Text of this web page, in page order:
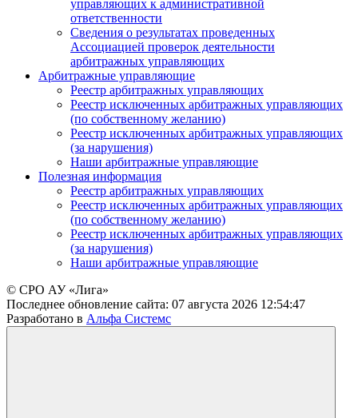
управляющих к административной
ответственности
Сведения о результатах проведенных
Ассоциацией проверок деятельности
арбитражных управляющих
Арбитражные управляющие
Реестр арбитражных управляющих
Реестр исключенных арбитражных управляющих
(по собственному желанию)
Реестр исключенных арбитражных управляющих
(за нарушения)
Наши арбитражные управляющие
Полезная информация
Реестр арбитражных управляющих
Реестр исключенных арбитражных управляющих
(по собственному желанию)
Реестр исключенных арбитражных управляющих
(за нарушения)
Наши арбитражные управляющие
© СРО АУ «Лига»
Последнее обновление сайта: 07 августа 2026 12:54:47
Разработано в Альфа Системс